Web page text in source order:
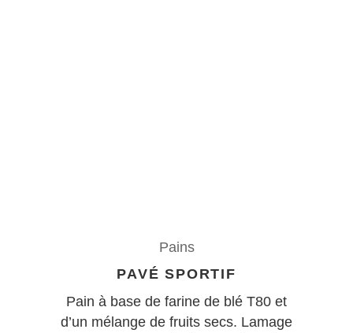
Pains
PAVÉ SPORTIF
Pain à base de farine de blé T80 et
d’un mélange de fruits secs. Lamage